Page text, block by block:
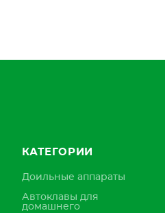
КАТЕГОРИИ
Доильные аппараты
Автоклавы для
домашнего